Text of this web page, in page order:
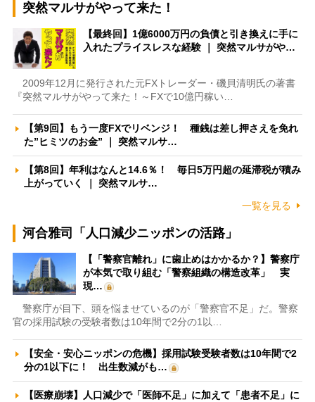
突然マルサがやって来た！
【最終回】1億6000万円の負債と引き換えに手に
入れたプライスレスな経験 ｜ 突然マルサがや…
2009年12月に発行された元FXトレーダー・磯貝清明氏の著書
『突然マルサがやって来た！～FXで10億円稼い…
【第9回】もう一度FXでリベンジ！ 種銭は差し押さえを免れ
た”ヒミツのお金” ｜ 突然マルサ…
【第8回】年利はなんと14.6％！ 毎日5万円超の延滞税が積み
上がっていく ｜ 突然マルサ…
一覧を見る
河合雅司「人口減少ニッポンの活路」
【「警察官離れ」に歯止めはかかるか？】警察庁
が本気で取り組む「警察組織の構造改革」 実
現…
警察庁が目下、頭を悩ませているのが「警察官不足」だ。警察
官の採用試験の受験者数は10年間で2分の1以…
【安全・安心ニッポンの危機】採用試験受験者数は10年間で2
分の1以下に！ 出生数減がも…
【医療崩壊】人口減少で「医師不足」に加えて「患者不足」に